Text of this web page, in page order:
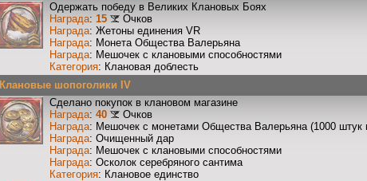
Одержать победу в Великих Клановых Боях
Награда: 15
Очков
Награда: Жетоны единения VR
Награда: Монета Общества Валерьяна
Награда: Мешочек с клановыми способностями
Категория: Клановая доблесть
Клановые шопоголики IV
Сделано покупок в клановом магазине
Награда: 40
Очков
Награда: Мешочек с монетами Общества Валерьяна (1000 штук
Награда: Очищенный дар
Награда: Мешочек с клановыми способностями
Награда: Осколок серебряного сантима
Категория: Клановое единство